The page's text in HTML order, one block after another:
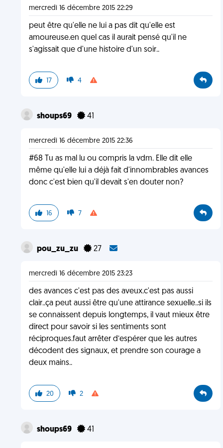
mercredi 16 décembre 2015 22:29
peut être qu'elle ne lui a pas dit qu'elle est
amoureuse.en quel cas il aurait pensé qu'il ne
s'agissait que d'une histoire d'un soir..
17 4
shoups69 41
mercredi 16 décembre 2015 22:36
#68 Tu as mal lu ou compris la vdm. Elle dit elle
même qu'elle lui a déjà fait d'innombrables avances
donc c'est bien qu'il devait s'en douter non?
16 7
pou_zu_zu 27
mercredi 16 décembre 2015 23:23
des avances c'est pas des aveux.c'est pas aussi
clair..ça peut aussi être qu'une attirance sexuelle..si ils
se connaissent depuis longtemps, il vaut mieux être
direct pour savoir si les sentiments sont
réciproques.faut arrêter d’espérer que les autres
décodent des signaux, et prendre son courage a
deux mains..
20 2
shoups69 41